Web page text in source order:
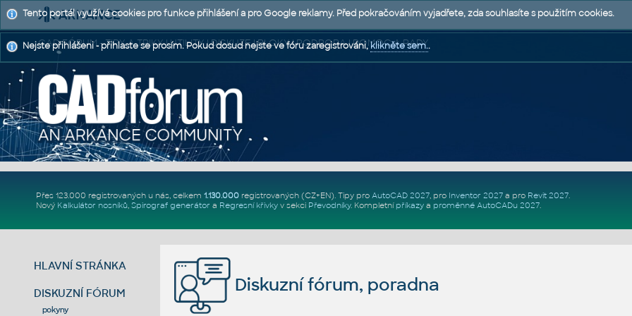
CAD FÓRUM - TIPY A TRIKY | UTILITY | DISKUZE | BLOKY | PODPORA | POMOC A RADY
Přes 123.000 registrovaných u nás, celkem 1.130.000registrovaných (CZ+EN). Tipy pro AutoCAD 2027, pro Inventor 2027a pro Revit 2027.
Nový Kalkulátor nosníků, Spirograf generátor a Regresní křivkyv sekci Převodníky. Kompletní příkazya proměnné AutoCADu 2027.
HLAVNÍ STRÁNKA
DISKUZNÍ FÓRUM
pokyny
Diskuzní fórum, poradna
Tento portál využívá cookies pro funkce přihlášení a pro Google reklamy. Před pokračováním vyjadřete, zda souhlasíte s použitím cookies.
Nejste přihlášeni - přihlaste se prosím. Pokud dosud nejste ve fóru zaregistrováni,klikněte sem..